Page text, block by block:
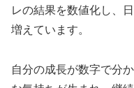
レの結果を数値化し、
増えています。
自分の成長が数字で分